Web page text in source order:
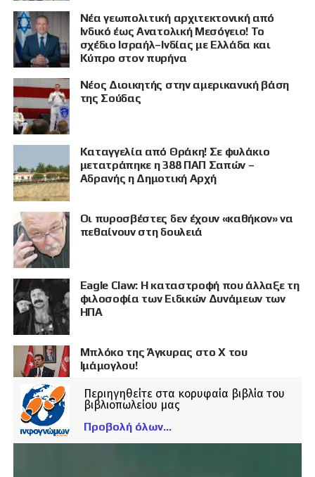
Νέα γεωπολιτική αρχιτεκτονική από
Ινδικό έως Ανατολική Μεσόγειο! Το
σχέδιο Ισραήλ–Ινδίας με Ελλάδα και
Κύπρο στον πυρήνα
Νέος Διοικητής στην αμερικανική βάση
της Σούδας
Καταγγελία από Θράκη! Σε φυλάκιο
μετατράπηκε η 388 ΠΑΠ Σαπών –
Αδρανής η Δημοτική Αρχή
Οι πυροσβέστες δεν έχουν «καθήκον» να
πεθαίνουν στη δουλειά
Eagle Claw: Η καταστροφή που άλλαξε τη
φιλοσοφία των Ειδικών Δυνάμεων των
ΗΠΑ
Μπλόκο της Άγκυρας στο X του
Ιμάμογλου!
Περιηγηθείτε στα κορυφαία βιβλία του
βιβλιοπωλείου μας
Προβολή όλων